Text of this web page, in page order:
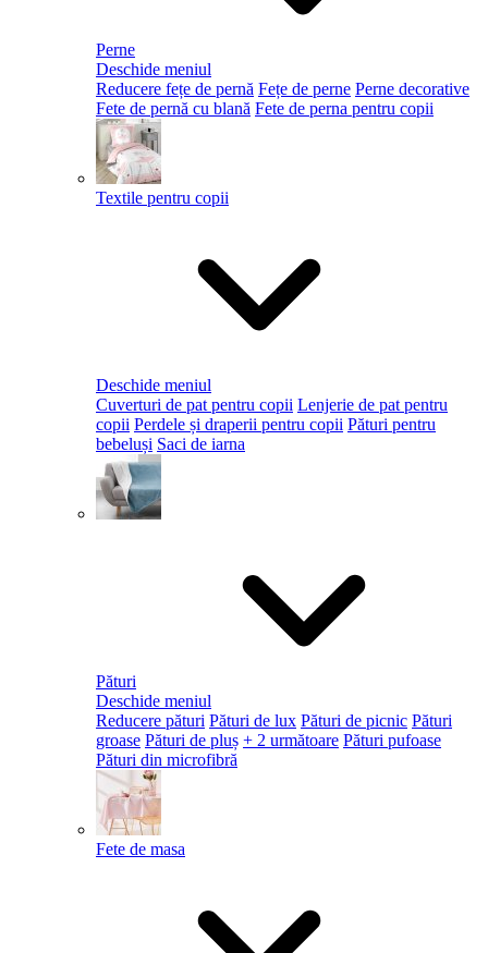
Perne
Deschide meniul
Reducere fețe de pernă Fețe de perne Perne decorative
Fete de pernă cu blană Fete de perna pentru copii
Textile pentru copii
Deschide meniul
Cuverturi de pat pentru copii Lenjerie de pat pentru
copii Perdele și draperii pentru copii Pături pentru
bebeluși Saci de iarna
Pături
Deschide meniul
Reducere pături Pături de lux Pături de picnic Pături
groase Pături de pluș + 2 următoare Pături pufoase
Pături din microfibră
Fete de masa